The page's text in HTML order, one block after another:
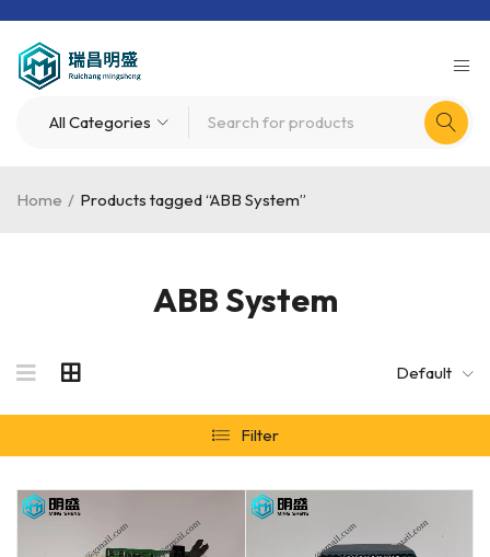
ABB System
Home / Products tagged “ABB System”
Default
Filter